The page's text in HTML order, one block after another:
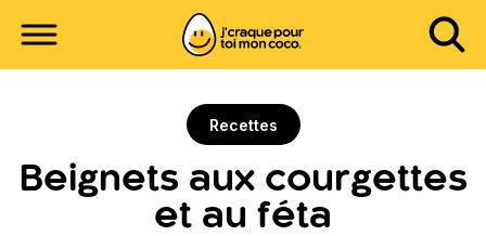
Recettes
Beignets aux courgettes
et au féta